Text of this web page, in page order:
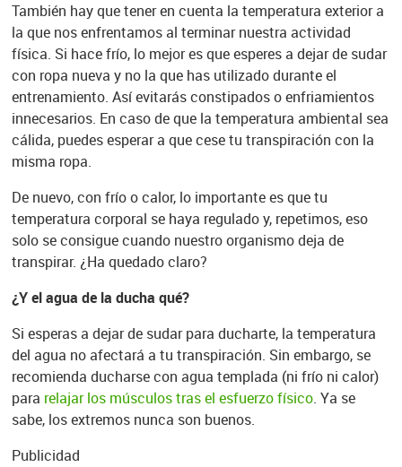
También hay que tener en cuenta la temperatura exterior a
la que nos enfrentamos al terminar nuestra actividad
física. Si hace frío, lo mejor es que esperes a dejar de sudar
con ropa nueva y no la que has utilizado durante el
entrenamiento. Así evitarás constipados o enfriamientos
innecesarios. En caso de que la temperatura ambiental sea
cálida, puedes esperar a que cese tu transpiración con la
misma ropa.
De nuevo, con frío o calor, lo importante es que tu
temperatura corporal se haya regulado y, repetimos, eso
solo se consigue cuando nuestro organismo deja de
transpirar. ¿Ha quedado claro?
¿Y el agua de la ducha qué?
Si esperas a dejar de sudar para ducharte, la temperatura
del agua no afectará a tu transpiración. Sin embargo, se
recomienda ducharse con agua templada (ni frío ni calor)
para relajar los músculos tras el esfuerzo físico. Ya se
sabe, los extremos nunca son buenos.
Publicidad